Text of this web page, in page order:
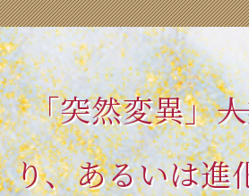
「突然変異」――
り、あるいは進